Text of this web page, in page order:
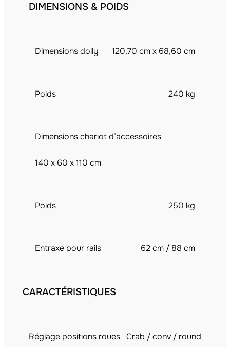
DIMENSIONS & POIDS
Dimensions dolly 120,70 cm x 68,60 cm
Poids 240 kg
Dimensions chariot d’accessoires
140 x 60 x 110 cm
Poids 250 kg
Entraxe pour rails 62 cm / 88 cm
CARACTÉRISTIQUES
Réglage positions roues Crab / conv / round